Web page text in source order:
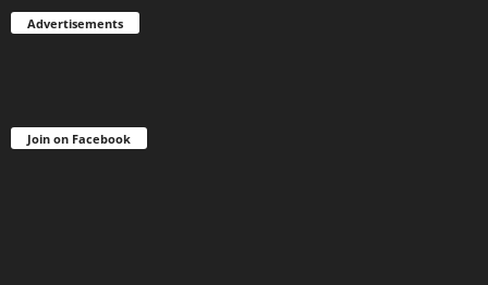
Advertisements
Join on Facebook